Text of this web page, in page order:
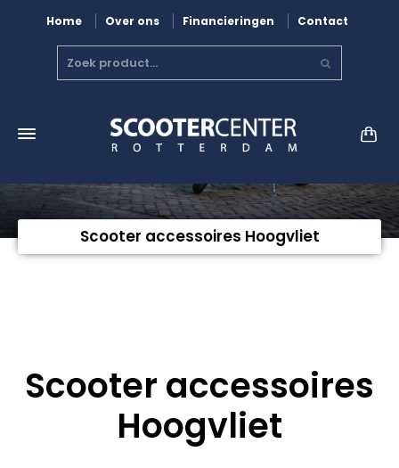
Home Over ons Financieringen Contact
Scooter accessoires Hoogvliet
Scooter accessoires
Hoogvliet